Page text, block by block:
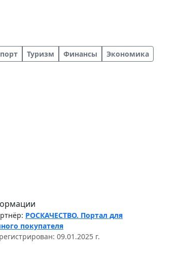
Туризм Финансы
Экономика
РОСКАЧЕСТВО. Портал для
покупателя
09.01.2025 г.